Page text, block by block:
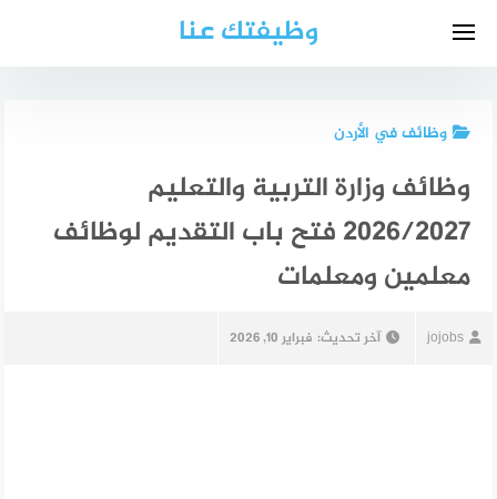
وظيفتك عنا
وظائف في الأردن
وظائف وزارة التربية والتعليم
2026/2027 فتح باب التقديم لوظائف
معلمين ومعلمات
jojobs آخر تحديث: فبراير 10, 2026